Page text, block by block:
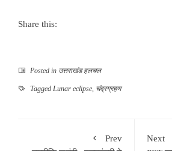
Share this:
Posted in उत्तराखंड हलचल
Tagged Lunar eclipse चंद्रग्रहण
Prev
Next